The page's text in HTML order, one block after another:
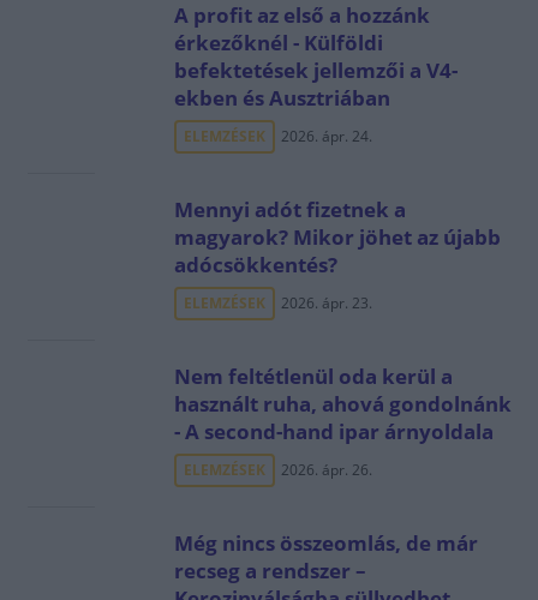
A profit az első a hozzánk
érkezőknél - Külföldi
befektetések jellemzői a V4-
ekben és Ausztriában
ELEMZÉSEK 2026. ápr. 24.
Mennyi adót fizetnek a
magyarok? Mikor jöhet az újabb
adócsökkentés?
ELEMZÉSEK 2026. ápr. 23.
Nem feltétlenül oda kerül a
használt ruha, ahová gondolnánk
- A second-hand ipar árnyoldala
ELEMZÉSEK 2026. ápr. 26.
Még nincs összeomlás, de már
recseg a rendszer –